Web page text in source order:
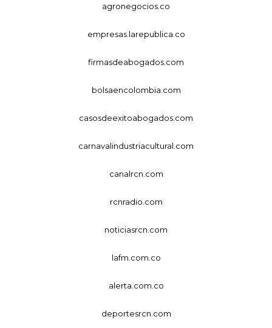
agronegocios.co
empresas.larepublica.co
firmasdeabogados.com
bolsaencolombia.com
casosdeexitoabogados.com
carnavalindustriacultural.com
canalrcn.com
rcnradio.com
noticiasrcn.com
lafm.com.co
alerta.com.co
deportesrcn.com